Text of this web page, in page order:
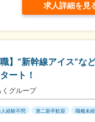
求人詳細を見
職】”新幹線アイス”
ート！
くグループ
経験不問 第二新卒歓迎 職種未